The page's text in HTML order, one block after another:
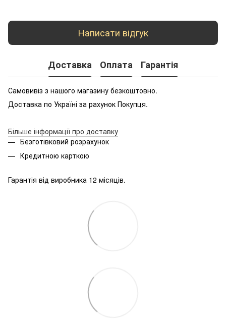
Написати відгук
Доставка Оплата Гарантія
Самовивіз з нашого магазину безкоштовно.
Доставка по Україні за рахунок Покупця.
Більше інформації про доставку
Безготівковий розрахунок
Кредитною карткою
Гарантія від виробника 12 місяців.